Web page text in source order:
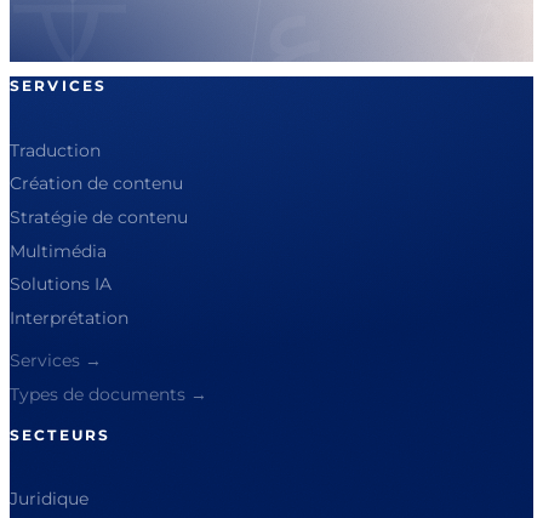
SERVICES
Traduction
Création de contenu
Stratégie de contenu
Multimédia
Solutions IA
Interprétation
Services →
Types de documents →
SECTEURS
Juridique